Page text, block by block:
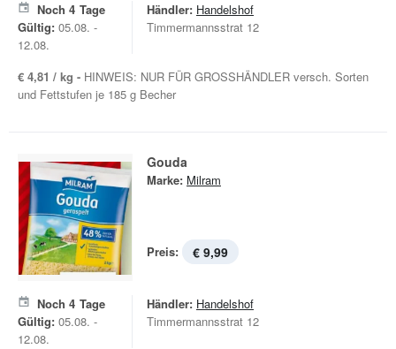
Noch 4 Tage
Gültig: 05.08. -
12.08.
Händler: Handelshof
Timmermannsstrat 12
€ 4,81 / kg - HINWEIS: NUR FÜR GROSSHÄNDLER versch. Sorten
und Fettstufen je 185 g Becher
Gouda
Marke: Milram
Preis: € 9,99
Noch 4 Tage
Gültig: 05.08. -
12.08.
Händler: Handelshof
Timmermannsstrat 12